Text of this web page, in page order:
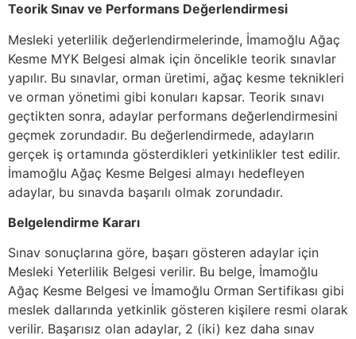
Teorik Sınav ve Performans Değerlendirmesi
Mesleki yeterlilik değerlendirmelerinde, İmamoğlu Ağaç
Kesme MYK Belgesi almak için öncelikle teorik sınavlar
yapılır. Bu sınavlar, orman üretimi, ağaç kesme teknikleri
ve orman yönetimi gibi konuları kapsar. Teorik sınavı
geçtikten sonra, adaylar performans değerlendirmesini
geçmek zorundadır. Bu değerlendirmede, adayların
gerçek iş ortamında gösterdikleri yetkinlikler test edilir.
İmamoğlu Ağaç Kesme Belgesi almayı hedefleyen
adaylar, bu sınavda başarılı olmak zorundadır.
Belgelendirme Kararı
Sınav sonuçlarına göre, başarı gösteren adaylar için
Mesleki Yeterlilik Belgesi verilir. Bu belge, İmamoğlu
Ağaç Kesme Belgesi ve İmamoğlu Orman Sertifikası gibi
meslek dallarında yetkinlik gösteren kişilere resmi olarak
verilir. Başarısız olan adaylar, 2 (iki) kez daha sınav